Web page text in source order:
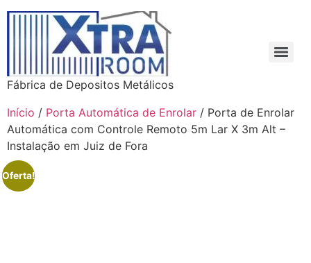
Fábrica de Depositos Metálicos
Início / Porta Automática de Enrolar / Porta de Enrolar
Automática com Controle Remoto 5m Lar X 3m Alt –
Instalação em Juiz de Fora
Oferta!